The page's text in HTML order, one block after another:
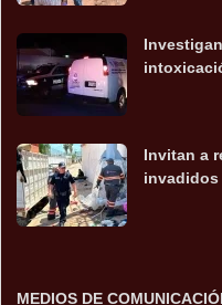
Invitan a
invadidos
MEDIOS DE